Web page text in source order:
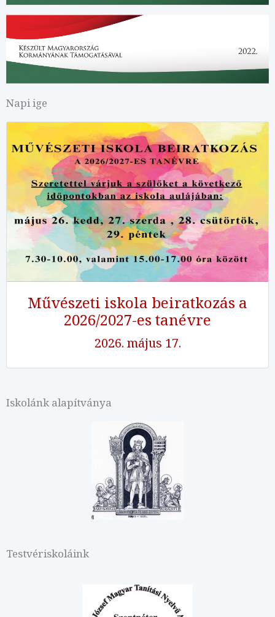
Napi ige
Művészeti iskola beiratkozás a
2026/2027-es tanévre
2026. május 17.
Iskolánk alapítványa
Testvériskoláink